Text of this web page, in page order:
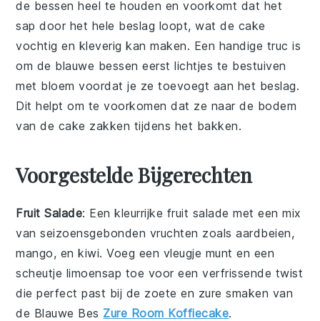
de bessen heel te houden en voorkomt dat het
sap door het hele beslag loopt, wat de cake
vochtig en kleverig kan maken. Een handige truc is
om de blauwe bessen eerst lichtjes te bestuiven
met bloem voordat je ze toevoegt aan het beslag.
Dit helpt om te voorkomen dat ze naar de bodem
van de cake zakken tijdens het bakken.
Voorgestelde Bijgerechten
Fruit Salade: Een kleurrijke fruit salade met een mix
vanseizoensgebonden vruchten zoalsaardbeien,
mango, enkiwi. Voeg een vleugje munt en een
scheutje limoensap toe voor een verfrissende twist
die perfect past bij de zoete en zure smaken van
de Blauwe Bes Zure Room Koffiecake.